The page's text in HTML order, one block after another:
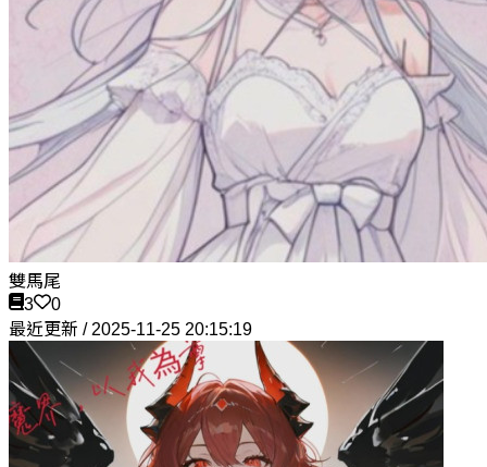
雙馬尾
3
0
最近更新 / 2025-11-25 20:15:19